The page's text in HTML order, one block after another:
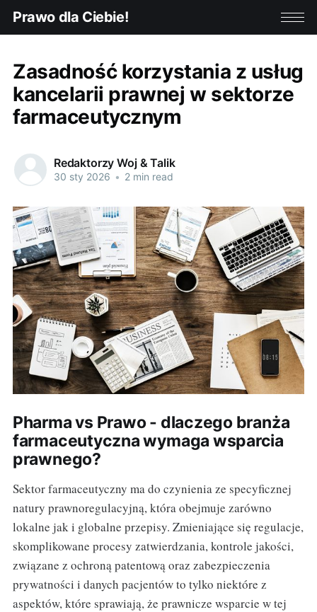
Prawo dla Ciebie!
Zasadność korzystania z usług
kancelarii prawnej w sektorze
farmaceutycznym
Redaktorzy Woj & Talik
30 sty 2026 • 2 min read
Pharma vs Prawo - dlaczego branża
farmaceutyczna wymaga wsparcia
prawnego?
Sektor farmaceutyczny ma do czynienia ze specyficznej
natury prawnoregulacyjną, która obejmuje zarówno
lokalne jak i globalne przepisy. Zmieniające się regulacje,
skomplikowane procesy zatwierdzania, kontrole jakości,
związane z ochroną patentową oraz zabezpieczenia
prywatności i danych pacjentów to tylko niektóre z
aspektów, które sprawiają, że prawnicze wsparcie w tej